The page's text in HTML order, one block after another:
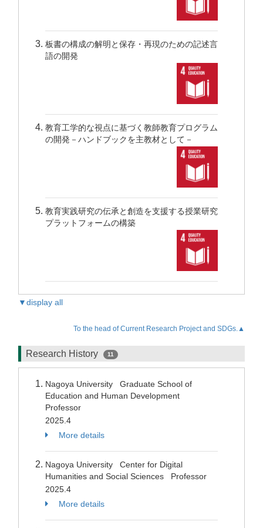
板書の構成の解明と保存・再現のための記述言
語の開発
教育工学的な視点に基づく教師教育プログラム
の開発－ハンドブックを主教材として－
教育実践研究の伝承と創造を支援する授業研究
プラットフォームの構築
▼display all
To the head of Current Research Project and SDGs.▲
Research History 11
Nagoya University Graduate School of
Education and Human Development
Professor
2025.4
More details
Nagoya University Center for Digital
Humanities and Social Sciences Professor
2025.4
More details